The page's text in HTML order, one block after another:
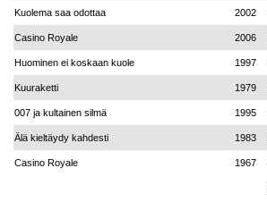
Kuolema saa odottaa 2002
Casino Royale 2006
Huominen ei koskaan kuole 1997
Kuuraketti 1979
007 ja kultainen silmä 1995
Älä kieltäydy kahdesti 1983
Casino Royale 1967